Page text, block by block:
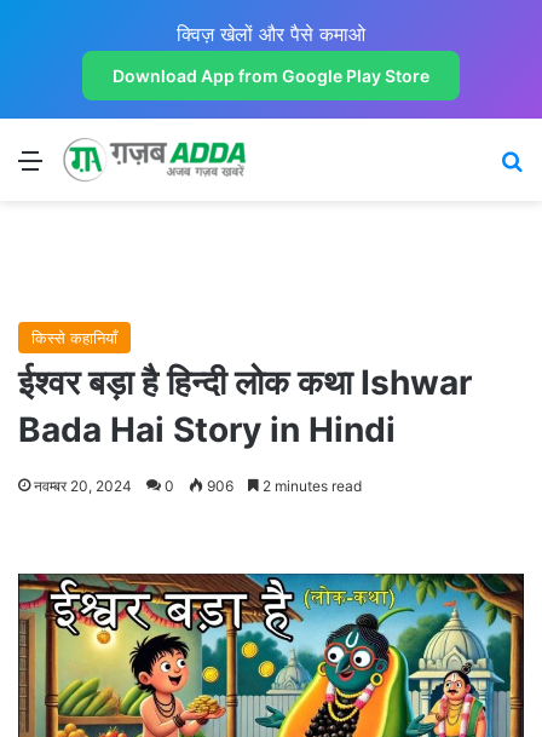
क्विज़ खेलों और पैसे कमाओ
Download App from Google Play Store
Menu
किस्से कहानियाँ
ईश्वर बड़ा है हिन्दी लोक कथा Ishwar
Bada Hai Story in Hindi
नवम्बर 20, 2024 0 906 2 minutes read